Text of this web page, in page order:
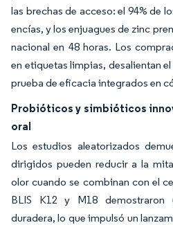
las brechas de acceso: el 94% de
encías, y los enjuagues de zinc
nacional en 48 horas. Los
en etiquetas limpias, desalientan
prueba de eficacia integrados en
Probióticos y simbióticos
oral
Los estudios aleatorizados
dirigidos pueden reducir a la
olor cuando se combinan con el
BLIS K12 y M18 demostraron
duradera, lo que impulsó un